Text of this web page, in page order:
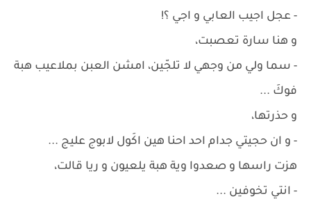
- عجل اجيب العابي و اجي ؟!
و هنا سارة تعصبت،
- سما ولي من وجهي لا تلجّين، امشن العبن بملاعيب هبة
فوكَ ...
و حذرتها،
- و ان حجيتي جدام احد احنا هين اكَول لابوج عليج ...
هزت راسها و صعدوا وية هبة يلعيون و ريا قالت،
- انتي تخوفين ...